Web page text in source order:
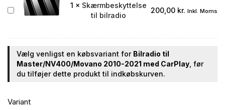
Skærmbeskyttelse
1 × Skærmbeskyttelse
til bilradio
200,00 kr. Inkl. Moms
Vælg venligst en købsvariant for Bilradio til
Master/NV400/Movano 2010-2021 med CarPlay , før
du tilføjer dette produkt til indkøbskurven.
Variant